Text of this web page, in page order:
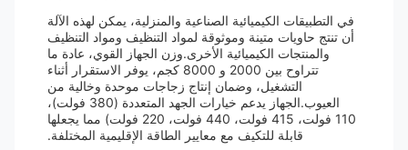
في التطبيقات الكيميائية الصناعية والمنزلية، يمكن لهذه الآلة
أن تنتج حاويات متينة وموثوقة لمواد التنظيف ومواد التنظيف
والمنتجات الكيميائية الأخرى.وزن الجهاز القوي، عادة ما
تتراوح بين 2000 و 8000 كجم، يوفر الاستقرار أثناء
التشغيل، وضمان إنتاج زجاجات موحدة وخالية من
العيوب.الجهاز يدعم خيارات الجهد المتعددة (380 فولت)،
110 فولت، 415 فولت، 440 فولت، 220 فولت) مما يجعلها
قابلة للتكيف مع معايير الطاقة الإقليمية المختلفة.